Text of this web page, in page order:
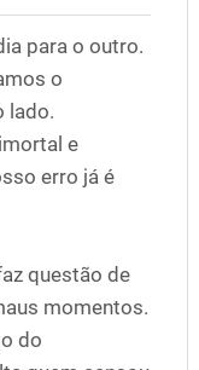
para o outro.
o
lado.
e
erro já é
questão de
momentos.
do